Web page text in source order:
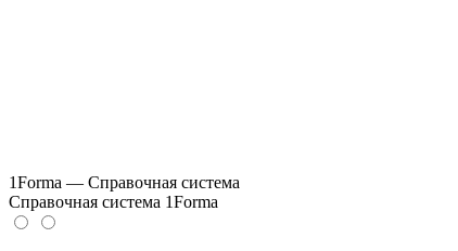
1Forma — Справочная система
Справочная система 1Forma